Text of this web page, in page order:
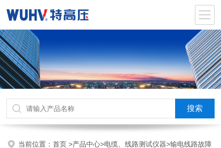
当前位置：首页>产品中心>电缆、线路测试仪器>输电线路故障